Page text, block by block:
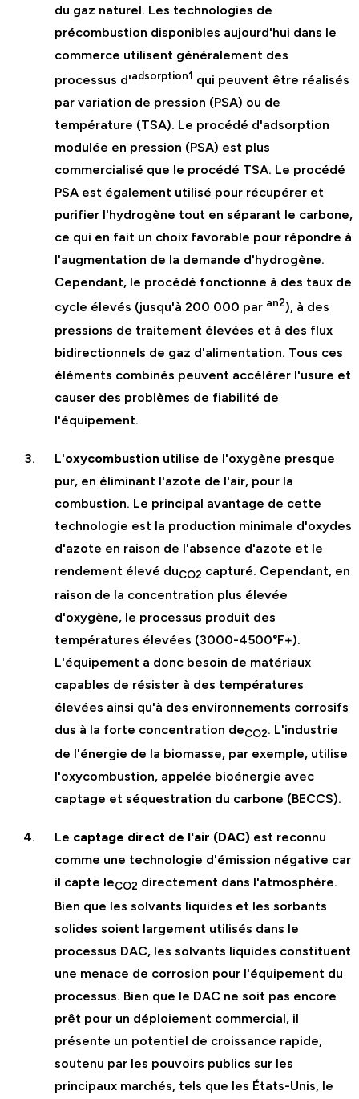
du gaz naturel. Les technologies de
précombustion disponibles aujourd'hui dans le
commerce utilisent généralement des
processus d'adsorption1 qui peuvent être réalisés
par variation de pression (PSA) ou de
température (TSA). Le procédé d'adsorption
modulée en pression (PSA) est plus
commercialisé que le procédé TSA. Le procédé
PSA est également utilisé pour récupérer et
purifier l'hydrogène tout en séparant le carbone,
ce qui en fait un choix favorable pour répondre à
l'augmentation de la demande d'hydrogène.
Cependant, le procédé fonctionne à des taux de
cycle élevés (jusqu'à 200 000 par an2), à des
pressions de traitement élevées et à des flux
bidirectionnels de gaz d'alimentation. Tous ces
éléments combinés peuvent accélérer l'usure et
causer des problèmes de fiabilité de
l'équipement.
L'oxycombustion utilise de l'oxygène presque
pur, en éliminant l'azote de l'air, pour la
combustion. Le principal avantage de cette
technologie est la production minimale d'oxydes
d'azote en raison de l'absence d'azote et le
rendement élevé duCO2 capturé. Cependant, en
raison de la concentration plus élevée
d'oxygène, le processus produit des
températures élevées (3000-4500°F+).
L'équipement a donc besoin de matériaux
capables de résister à des températures
élevées ainsi qu'à des environnements corrosifs
dus à la forte concentration deCO2. L'industrie
de l'énergie de la biomasse, par exemple, utilise
l'oxycombustion, appelée bioénergie avec
captage et séquestration du carbone (BECCS).
Le captage direct de l'air (DAC) est reconnu
comme une technologie d'émission négative car
il capte leCO2 directement dans l'atmosphère.
Bien que les solvants liquides et les sorbants
solides soient largement utilisés dans le
processus DAC, les solvants liquides constituent
une menace de corrosion pour l'équipement du
processus. Bien que le DAC ne soit pas encore
prêt pour un déploiement commercial, il
présente un potentiel de croissance rapide,
soutenu par les pouvoirs publics sur les
principaux marchés, tels que les États-Unis, le